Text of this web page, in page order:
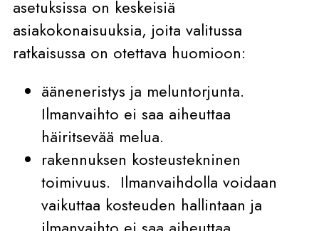
asetuksissa on keskeisiä
asiakokonaisuuksia, joita valitussa
ratkaisussa on otettava huomioon:
ääneneristys ja meluntorjunta.
Ilmanvaihto ei saa aiheuttaa
häiritsevää melua.
rakennuksen kosteustekninen
toimivuus. Ilmanvaihdolla voidaan
vaikuttaa kosteuden hallintaan ja